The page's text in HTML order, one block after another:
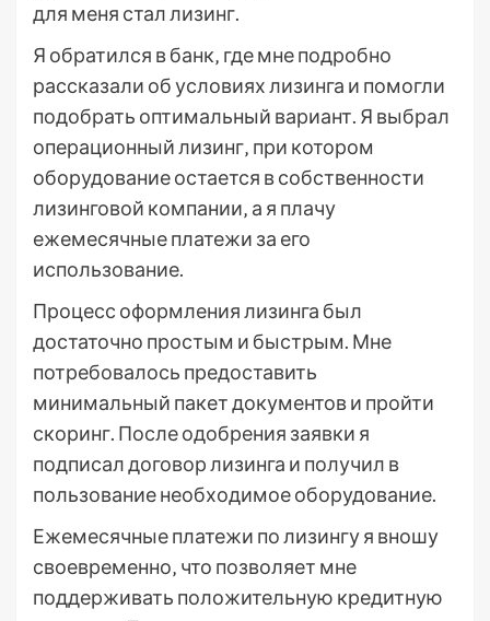
для меня стал лизинг.
Я обратился в банк‚ где мне подробно
рассказали об условиях лизинга и помогли
подобрать оптимальный вариант. Я выбрал
операционный лизинг‚ при котором
оборудование остается в собственности
лизинговой компании‚ а я плачу
ежемесячные платежи за его
использование.
Процесс оформления лизинга был
достаточно простым и быстрым. Мне
потребовалось предоставить
минимальный пакет документов и пройти
скоринг. После одобрения заявки я
подписал договор лизинга и получил в
пользование необходимое оборудование.
Ежемесячные платежи по лизингу я вношу
своевременно‚ что позволяет мне
поддерживать положительную кредитную